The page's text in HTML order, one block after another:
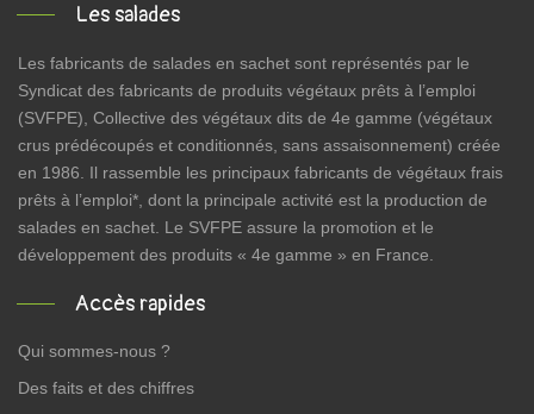
Les salades
Les fabricants de salades en sachet sont représentés par le
Syndicat des fabricants de produits végétaux prêts à l’emploi
(SVFPE), Collective des végétaux dits de 4e gamme (végétaux
crus prédécoupés et conditionnés, sans assaisonnement) créée
en 1986. Il rassemble les principaux fabricants de végétaux frais
prêts à l’emploi*, dont la principale activité est la production de
salades en sachet. Le SVFPE assure la promotion et le
développement des produits « 4e gamme » en France.
Accès rapides
Qui sommes-nous ?
Des faits et des chiffres